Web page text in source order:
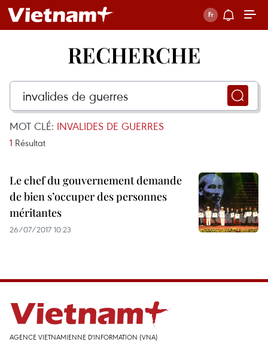
RECHERCHE
MOT CLÉ: INVALIDES DE GUERRES
1 Résultat
Le chef du gouvernement demande
de bien s’occuper des personnes
méritantes
26/07/2017 10:23
AGENCE VIETNAMIENNE D'INFORMATION (VNA)